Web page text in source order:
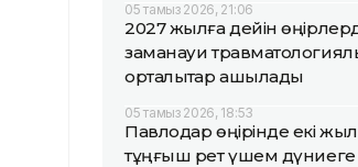
05 тамыз 2026, 21:06
2027 жылға дейін
заманауи
орталықтар ашылады
05 тамыз 2026, 18:53
Павлодар өңірінде екі
тұңғыш рет үшем дүниеге